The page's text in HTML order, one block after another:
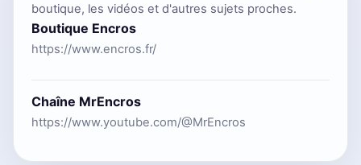
boutique, les vidéos et d'autres sujets proches.
Boutique Encros
https://www.encros.fr/
Chaîne MrEncros
https://www.youtube.com/@MrEncros